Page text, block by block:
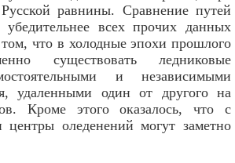
равнины. Сравнение путей
убедительнее всех прочих данных
том, что в холодные эпохи прошлого
существовать ледниковые
и независимыми
удаленными один от другого на
Кроме этого оказалось, что с
центры оледенений могут заметно